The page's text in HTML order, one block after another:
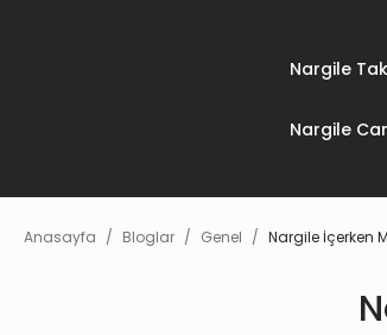
Nargile
Nargile
Anasayfa Bloglar Genel Nargile İçerken